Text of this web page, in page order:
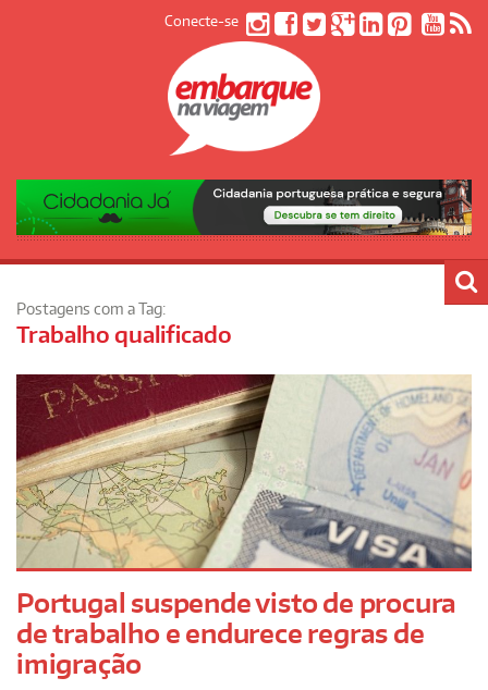
Conecte-se
Postagens com a Tag:
Trabalho qualificado
Portugal suspende visto de procura
de trabalho e endurece regras de
imigração